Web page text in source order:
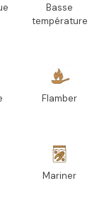
Basse
température
Flamber
Mariner